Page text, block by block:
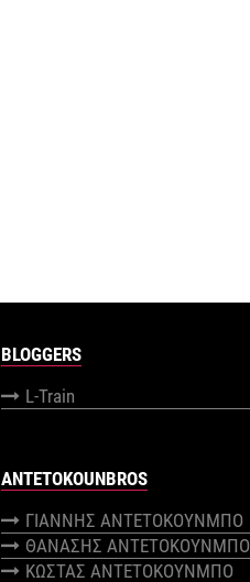
BLOGGERS
L-Train
ANTETOKOUNBROS
ΓΙΑΝΝΗΣ ΑΝΤΕΤΟΚΟΥΝΜΠΟ
ΘΑΝΑΣΗΣ ΑΝΤΕΤΟΚΟΥΝΜΠΟ
ΚΩΣΤΑΣ ΑΝΤΕΤΟΚΟΥΝΜΠΟ